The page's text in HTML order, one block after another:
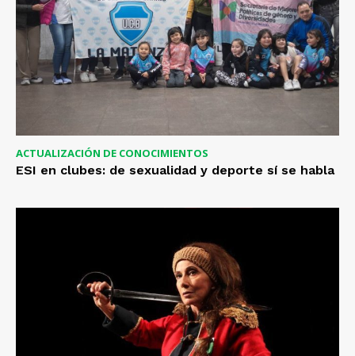
ACTUALIZACIÓN DE CONOCIMIENTOS
ESI en clubes: de sexualidad y deporte sí se habla